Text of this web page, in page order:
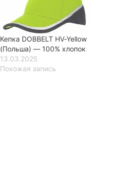
Кепка DOBBELT HV-Yellow
(Польша) — 100% хлопок
13.03.2025
Похожая запись